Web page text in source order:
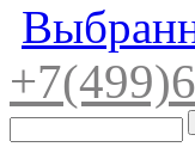
+7(4